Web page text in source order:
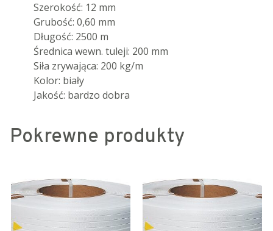
Szerokość: 12 mm
Grubość: 0,60 mm
Długość: 2500 m
Średnica wewn. tuleji: 200 mm
Siła zrywająca: 200 kg/m
Kolor: biały
Jakość: bardzo dobra
Pokrewne produkty